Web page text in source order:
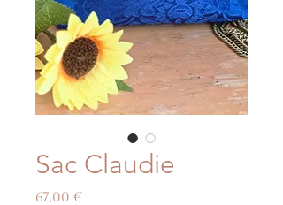
Sac Claudie
67,00 €